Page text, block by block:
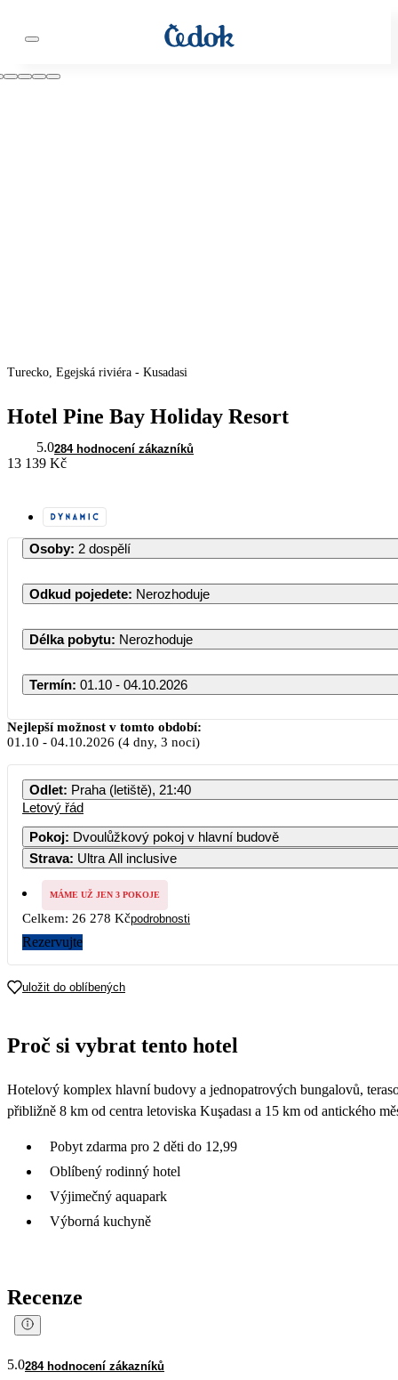
Turecko, Egejská riviéra - Kusadasi
Hotel Pine Bay Holiday Resort
5.0284 hodnocení zákazníků
13 139 Kč
Osoby: 2 dospělí
Odkud pojedete: Nerozhoduje
Délka pobytu: Nerozhoduje
Termín: 01.10 - 04.10.2026
Nejlepší možnost v tomto období:
01.10 - 04.10.2026 (4 dny, 3 noci)
Odlet: Praha (letiště), 21:40
Letový řád
Pokoj: Dvoulůžkový pokoj v hlavní budově
Strava: Ultra All inclusive
MÁME UŽ JEN 3 POKOJE
Celkem: 26 278 Kčpodrobnosti
Rezervujte
uložit do oblíbených
Proč si vybrat tento hotel
Hotelový komplex hlavní budovy a jednopatrových bungalovů,
přibližně 8 km od centra letoviska Kuşadası a 15 km od antického
Pobyt zdarma pro 2 děti do 12,99
Oblíbený rodinný hotel
Výjimečný aquapark
Výborná kuchyně
Recenze
5.0284 hodnocení zákazníků